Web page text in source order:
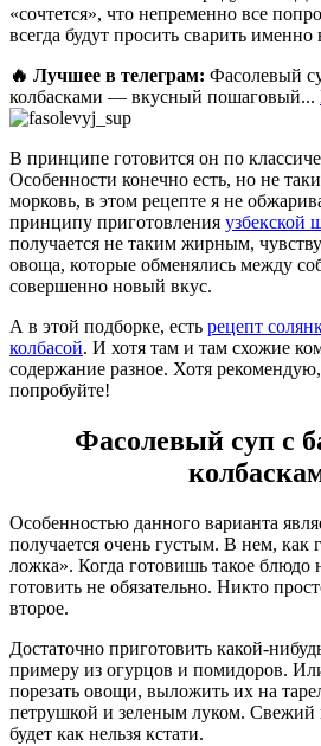
«сочтется», что непременно все
всегда будут просить сварить именно
🔥 Лучшее в телеграм: Фасолевый
колбасками — вкусный пошаговый...
В принципе готовится он по
Особенности конечно есть, но не
морковь, в этом рецепте я не
принципу приготовления узбекской
получается не таким жирным,
овоща, которые обменялись между
совершенно новый вкус.
А в этой подборке, есть рецепт
колбасой. И хотя там и там схожие
содержание разное. Хотя рекомендую,
попробуйте!
Фасолевый суп с
Особенностью данного варианта
получается очень густым. В нем, как
ложка». Когда готовишь такое блюдо
готовить не обязательно. Никто
второе.
Достаточно приготовить какой-
примеру из огурцов и помидоров.
порезать овощи, выложить их на
петрушкой и зеленым луком. Свежий
будет как нельзя кстати.